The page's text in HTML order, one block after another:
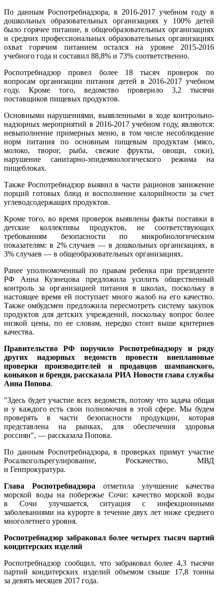
По данным Роспотребнадзора, в 2016-2017 учебном году в
дошкольных образовательных организациях у 100% детей
было горячее питание, в общеобразовательных организациях
и средних профессиональных образовательных организациях
охват горячим питанием остался на уровне 2015-2016
учебного года и составил 88,8% и 73% соответственно.
Роспотребнадзор провел более 18 тысяч проверок по
вопросам организации питания детей в 2016-2017 учебном
году. Кроме того, ведомство проверило 3,2 тысячи
поставщиков пищевых продуктов.
Основными нарушениями, выявленными в ходе контрольно-
надзорных мероприятий в 2016-2017 учебном году, являются:
невыполнение примерных меню, в том числе несоблюдение
норм питания по основным пищевым продуктам (мясо,
молоко, творог, рыба, свежие фрукты, овощи, соки),
нарушение санитарно-эпидемиологического режима на
пищеблоках.
Также Роспотребнадзор выявил в части рационов занижение
порций готовых блюд и восполнение калорийности за счет
углеводсодержащих продуктов.
Кроме того, во время проверок выявлены факты поставки в
детские коллективы продуктов, не соответствующих
требованиям безопасности по микробиологическим
показателям: в 2% случаев — в дошкольных организациях, в
3% случаев — в общеобразовательных организациях.
Ранее уполномоченный по правам ребенка при президенте
РФ Анна Кузнецова предложила усилить общественный
контроль за организацией питания в школах, поскольку в
настоящее время ей поступает много жалоб на его качество.
Также омбудсмен предложила пересмотреть систему закупок
продуктов для детских учреждений, поскольку вопрос более
низкой цены, по ее словам, нередко стоит выше критериев
качества.
Правительство РФ поручило Роспотребнадзору и ряду
других надзорных ведомств провести внеплановые
проверки производителей и продавцов шампанского,
коньяков и бренди, рассказала РИА Новости глава службы
Анна Попова.
"Здесь будет участие всех ведомств, потому что задача общая
и у каждого есть свои полномочия в этой сфере. Мы будем
проверять в части безопасности продукции, которая
представлена на рынках, для обеспечения здоровья
россиян", — рассказала Попова.
По данным Роспотребнадзора, в проверках примут участие
Росалкогольрегулирование, Роскачество, МВД
и Генпрокуратура.
Глава Роспотребнадзора отметила улучшение качества
морской воды на побережье Сочи: качество морской воды
в Сочи улучшается, ситуация с инфекционными
заболеваниями на курорте в течение двух лет ниже среднего
многолетнего уровня.
Роспотребнадзор забраковал более четырех тысяч партий
кондитерских изделий
Роспотребнадзор сообщил, что забраковал более 4,3 тысячи
партий кондитерских изделий объемом свыше 17,8 тонны
за девять месяцев 2017 года.